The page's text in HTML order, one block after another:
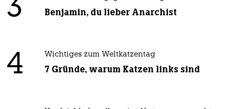
3 Benjamin, du lieber Anarchist
4 Wichtiges zum Weltkatzentag
7 Gründe, warum Katzen links sind